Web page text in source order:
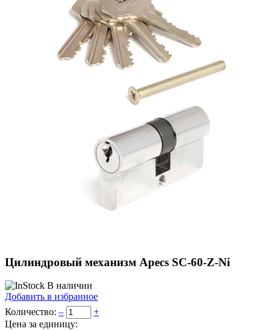
Цилиндровый механизм Apecs SC-60-Z-Ni
В наличии
Добавить в избранное
Количество: –
+
Цена за единицу: